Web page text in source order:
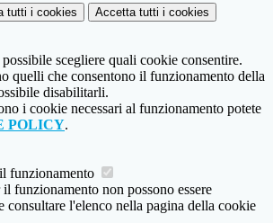
tutti i cookies Accetta tutti i cookies
scegliere quali cookie consentire.
quelli che consentono il funzionamento della
disabilitarli.
i cookie necessari al funzionamento potete
POLICY.
funzionamento
funzionamento non possono essere
consultare l'elenco nella pagina della cookie